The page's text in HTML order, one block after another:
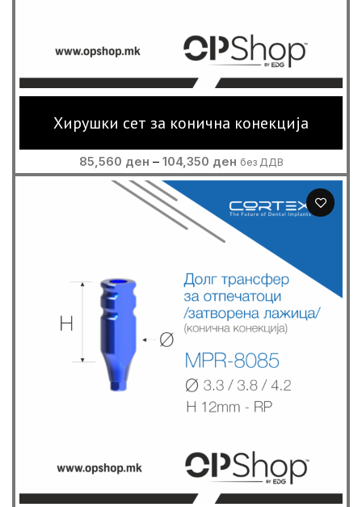
Хирушки сет за конична конекција
85,560 ден – 104,350 денPrice
range:
through
без ДДВ